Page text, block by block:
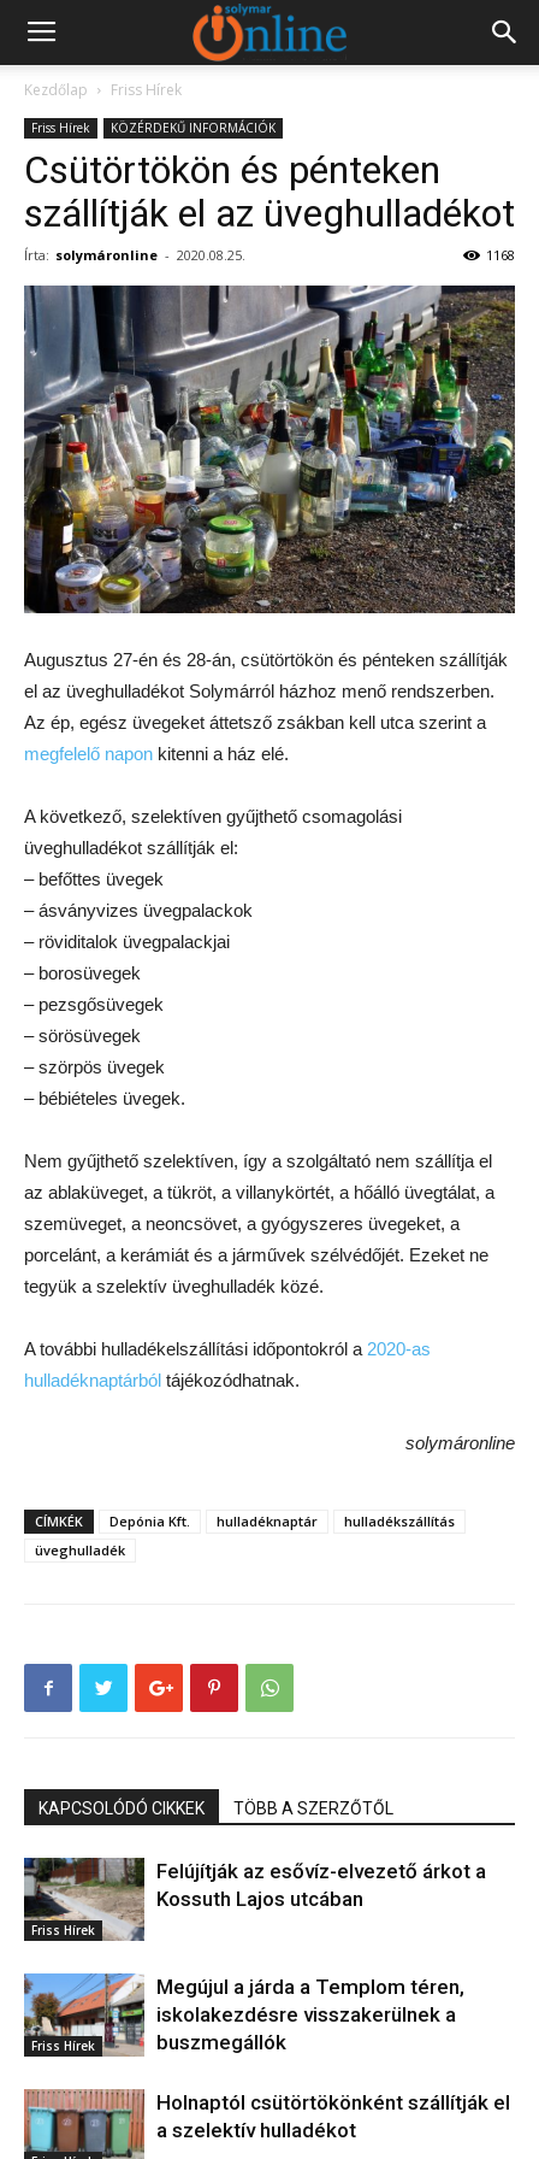
Kezdőlap Friss Hírek
Friss Hírek KÖZÉRDEKŰ INFORMÁCIÓK
Csütörtökön és pénteken
szállítják el az üveghulladékot
Írta: solymáronline - 2020.08.25. 1168
Augusztus 27-én és 28-án, csütörtökön és pénteken szállítják
el az üveghulladékot Solymárról házhoz menő rendszerben.
Az ép, egész üvegeket áttetsző zsákban kell utca szerint a
megfelelő napon kitenni a ház elé.
A következő, szelektíven gyűjthető csomagolási
üveghulladékot szállítják el:
– befőttes üvegek
– ásványvizes üvegpalackok
– röviditalok üvegpalackjai
– borosüvegek
– pezsgősüvegek
– sörösüvegek
– szörpös üvegek
– bébiételes üvegek.
Nem gyűjthető szelektíven, így a szolgáltató nem szállítja el
az ablaküveget, a tükröt, a villanykörtét, a hőálló üvegtálat, a
szemüveget, a neoncsövet, a gyógyszeres üvegeket, a
porcelánt, a kerámiát és a járművek szélvédőjét. Ezeket ne
tegyük a szelektív üveghulladék közé.
A további hulladékelszállítási időpontokról a 2020-as
hulladéknaptárból tájékozódhatnak.
solymáronline
CÍMKÉK Depónia Kft. hulladéknaptár
hulladékszállítás
üveghulladék
KAPCSOLÓDÓ CIKKEK TÖBB A SZERZŐTŐL
Friss Hírek
Felújítják az esővíz-elvezető árkot a
Kossuth Lajos utcában
Friss Hírek
Megújul a járda a Templom téren,
iskolakezdésre visszakerülnek a
buszmegállók
Holnaptól csütörtökönként szállítják el
a szelektív hulladékot